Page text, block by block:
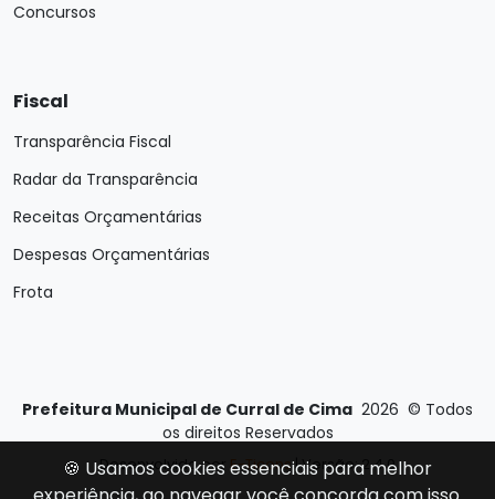
Concursos
Fiscal
Transparência Fiscal
Radar da Transparência
Receitas Orçamentárias
Despesas Orçamentárias
Frota
Prefeitura Municipal de Curral de Cima 2026 © Todos
os direitos Reservados
Desenvolvido por E-Ticons| Versão: 2.4.0
🍪 Usamos cookies essenciais para melhor